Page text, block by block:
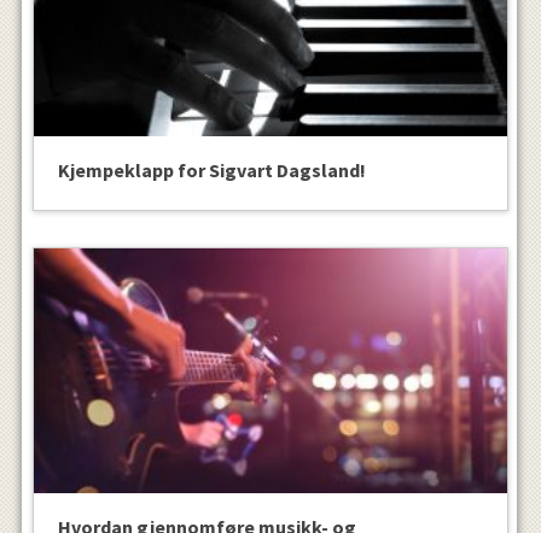
Kjempeklapp for Sigvart Dagsland!
Hvordan gjennomføre musikk- og